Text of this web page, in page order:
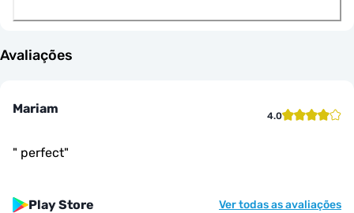
Avaliações
Mariam 4.0
" perfect"
Play Store Ver todas as avaliações